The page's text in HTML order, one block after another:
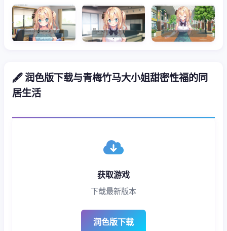
🖋️ 润色版下载与青梅竹马大小姐甜密性福的同
居生活
获取游戏
下载最新版本
润色版下载